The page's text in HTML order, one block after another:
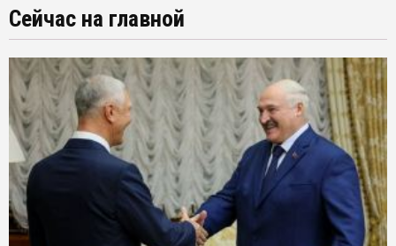
Сейчас на главной